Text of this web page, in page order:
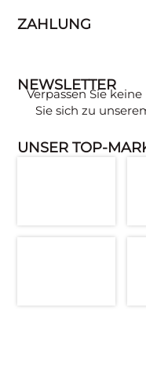
ZAHLUNG
NEWSLETTER
Verpassen Sie
Sie sich zu
UNSER TOP-